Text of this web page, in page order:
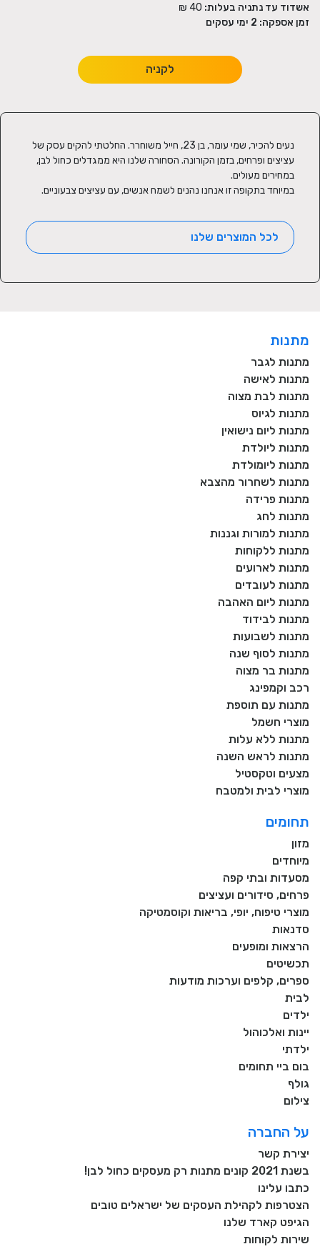
אשדוד עד נתניה בעלות:
זמן אספקה: 2 ימי עסקים
לקניה
במיוחד בתקופה זו אנחנו נהנים לשמח אנשים, עם עציצים צבעוניים.
לכל המוצרים שלנו
מתנות
מתנות לגבר
מתנות לאישה
מתנות לבת מצוה
מתנות לגיוס
מתנות ליום נישואין
מתנות ליולדת
מתנות ליומולדת
מתנות לשחרור מהצבא
מתנות פרידה
מתנות לחג
מתנות למורות וגננות
מתנות ללקוחות
מתנות לארועים
מתנות לעובדים
מתנות ליום האהבה
מתנות לבידוד
מתנות לשבועות
מתנות לסוף שנה
מתנות בר מצוה
רכב וקמפינג
מתנות עם תוספת
מוצרי חשמל
מתנות ללא עלות
מתנות לראש השנה
מצעים וטקסטיל
מוצרי לבית ולמטבח
תחומים
מזון
מיוחדים
מסעדות ובתי קפה
פרחים, סידורים ועציצים
מוצרי טיפוח, יופי, בריאות וקוסמטיקה
סדנאות
הרצאות ומופעים
תכשיטים
ספרים, קלפים וערכות מודעות
לבית
ילדים
יינות ואלכוהול
ילדתי
בום ביי תחומים
גולף
צילום
על החברה
יצירת קשר
בשנת 2021 קונים מתנות רק מעסקים כחול לבן!
כתבו עלינו
הצטרפות לקהילת העסקים של ישראלים טובים
הגיפט קארד שלנו
שירות לקוחות